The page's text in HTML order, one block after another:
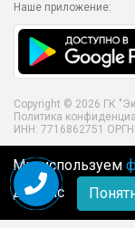
Наше приложение:
Copyright © 2026 ГК
Политика
ИНН: 7716862751
Мы используем
для Вас